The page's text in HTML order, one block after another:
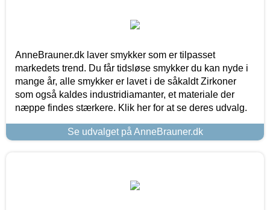
AnneBrauner.dk laver smykker som er tilpasset
markedets trend. Du får tidsløse smykker du kan nyde i
mange år, alle smykker er lavet i de såkaldt Zirkoner
som også kaldes industridiamanter, et materiale der
næppe findes stærkere. Klik her for at se deres udvalg.
Se udvalget på AnneBrauner.dk